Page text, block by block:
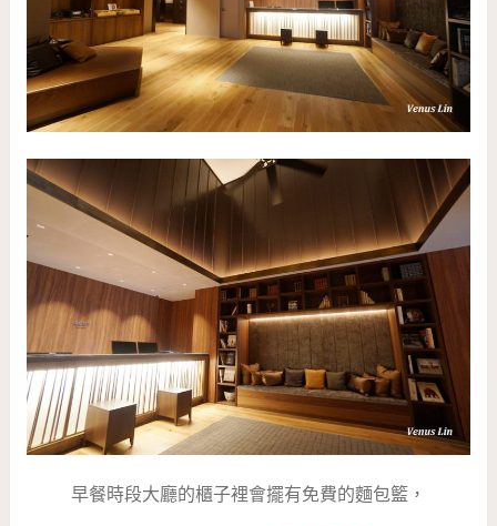
早餐時段大廳的櫃子裡會擺有免費的麵包籃，